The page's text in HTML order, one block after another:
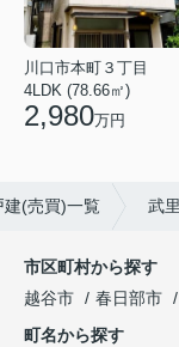
川口市本町３丁目
4LDK (78.66㎡)
2,980万円
建(売買)一覧 武
市区町村から探す
越谷市
春日部市
町名から探す